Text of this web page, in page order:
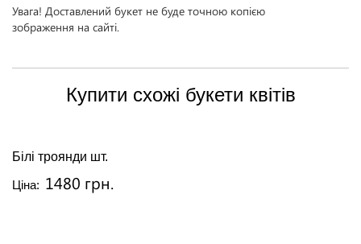
Увага! Доставлений букет не буде точною копією
зображення на сайті.
Купити схожі букети квітів
Білі троянди шт.
Ціна: 1480 грн.